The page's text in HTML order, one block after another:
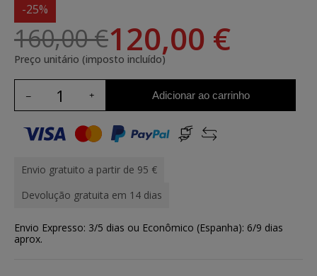
-25%
160,00 €120,00 €
Preço unitário (imposto incluído)
Adicionar ao carrinho
Envio gratuito a partir de 95 €
Devolução gratuita em 14 dias
Envio Expresso: 3/5 dias ou Econômico (Espanha): 6/9 dias
aprox.